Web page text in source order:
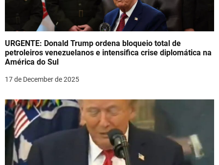
URGENTE: Donald Trump ordena bloqueio total de
petroleiros venezuelanos e intensifica crise diplomática na
América do Sul
17 de December de 2025